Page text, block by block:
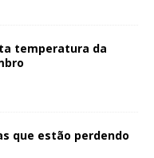
temperatura da
que estão perdendo